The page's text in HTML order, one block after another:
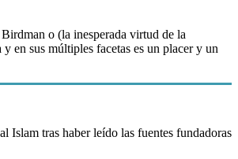
o (la inesperada virtud de la
en sus múltiples facetas es un placer y un
Islam tras haber leído las fuentes fundadoras